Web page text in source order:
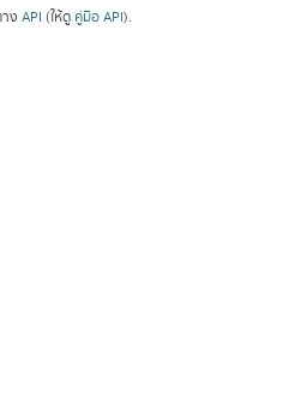
ง API (ให้ดู คู่มือ API).